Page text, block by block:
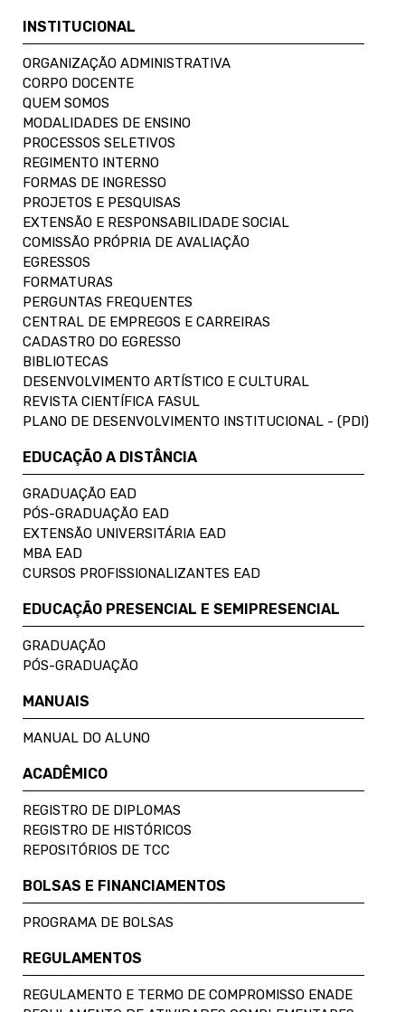
INSTITUCIONAL
ORGANIZAÇÃO ADMINISTRATIVA
CORPO DOCENTE
QUEM SOMOS
MODALIDADES DE ENSINO
PROCESSOS SELETIVOS
REGIMENTO INTERNO
FORMAS DE INGRESSO
PROJETOS E PESQUISAS
EXTENSÃO E RESPONSABILIDADE SOCIAL
COMISSÃO PRÓPRIA DE AVALIAÇÃO
EGRESSOS
FORMATURAS
PERGUNTAS FREQUENTES
CENTRAL DE EMPREGOS E CARREIRAS
CADASTRO DO EGRESSO
BIBLIOTECAS
DESENVOLVIMENTO ARTÍSTICO E CULTURAL
REVISTA CIENTÍFICA FASUL
PLANO DE DESENVOLVIMENTO INSTITUCIONAL - (PDI)
EDUCAÇÃO A DISTÂNCIA
GRADUAÇÃO EAD
PÓS-GRADUAÇÃO EAD
EXTENSÃO UNIVERSITÁRIA EAD
MBA EAD
CURSOS PROFISSIONALIZANTES EAD
EDUCAÇÃO PRESENCIAL E SEMIPRESENCIAL
GRADUAÇÃO
PÓS-GRADUAÇÃO
MANUAIS
MANUAL DO ALUNO
ACADÊMICO
REGISTRO DE DIPLOMAS
REGISTRO DE HISTÓRICOS
REPOSITÓRIOS DE TCC
BOLSAS E FINANCIAMENTOS
PROGRAMA DE BOLSAS
REGULAMENTOS
REGULAMENTO E TERMO DE COMPROMISSO ENADE